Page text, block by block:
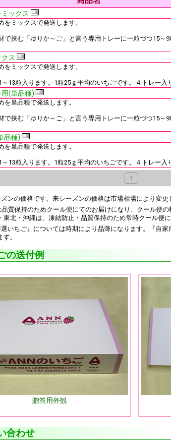
ックス
をミックスで発送します。
で挟む「ゆりか～ご」と言う専用トレーに一粒づつ15～9
ス
をミックスで発送します。
13粒入ります。1粒25ｇ平均のいちごです。４トレー入
(単品種)
を単品種で発送します。
で挟む「ゆりか～ご」と言う専用トレーに一粒づつ15～9
品種)
を単品種で発送します。
13粒入ります。1粒25ｇ平均のいちごです。４トレー入
1
ンの価格です。来シーズンの価格は市場相場により変更
質保持のためクール便にてのお届けになり、クール便
東北・沖縄は、凍結防止・品質保持のため常時クール便
いちご』については時期により品薄になります。『自
。
の送付例
贈答用外観
合わせ